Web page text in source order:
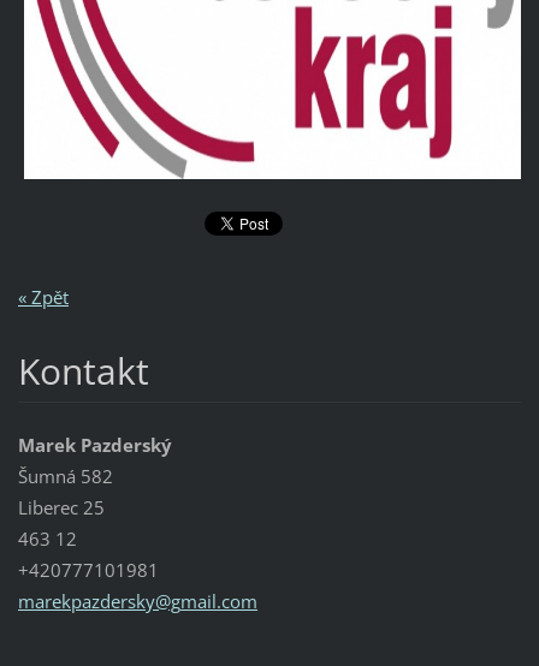
« Zpět
Kontakt
Marek Pazderský
Šumná 582
Liberec 25
463 12
+420777101981
marekpazdersky@gmail.com